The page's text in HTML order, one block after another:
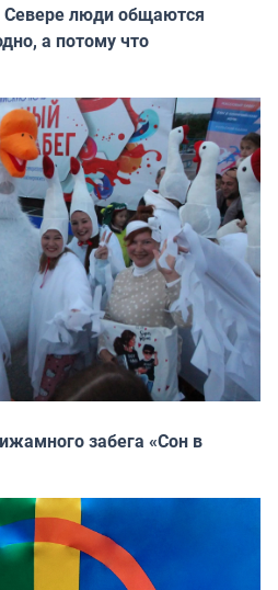
Севере люди общаются
а потому что
забега «Сон в